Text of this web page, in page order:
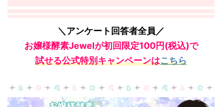
＼アンケート回答者全員／
お嬢様酵素Jewelが初回限定100円(税込)で
試せる公式特別キャンペーンはこちら